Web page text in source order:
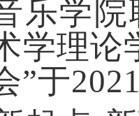
乐学
学理论
”于